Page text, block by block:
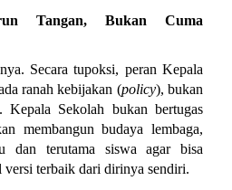
Tangan, Bukan Cuma
Secara tupoksi, peran Kepala
ranah kebijakan (policy), bukan
Sekolah bukan bertugas
membangun budaya lembaga,
dan terutama siswa agar bisa
terbaik dari dirinya sendiri.